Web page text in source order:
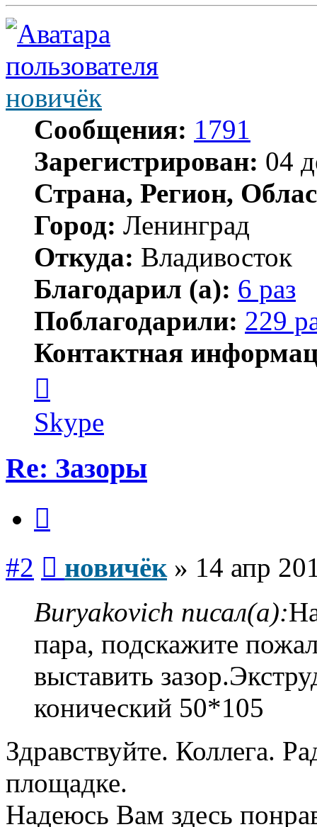
новичёк
Сообщения: 1791
Зарегистрирован: 04
Страна, Регион,
Город: Ленинград
Откуда: Владивосток
Благодарил (а): 6 раз
Поблагодарили: 229
Контактная
пользователя
новичёк
Skype
Re: Зазоры
#2 новичёк» 14 апр
Buryakovich писал(а):
пара, подскажите
выставить
конический 50*105
Здравствуйте. Коллега.
площадке.
Надеюсь Вам здесь